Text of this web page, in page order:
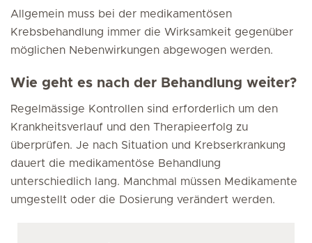
Allgemein muss bei der medikamentösen
Krebsbehandlung immer die Wirksamkeit gegenüber
möglichen Nebenwirkungen abgewogen werden.
Wie geht es nach der Behandlung weiter?
Regelmässige Kontrollen sind erforderlich um den
Krankheitsverlauf und den Therapieerfolg zu
überprüfen. Je nach Situation und Krebserkrankung
dauert die medikamentöse Behandlung
unterschiedlich lang. Manchmal müssen Medikamente
umgestellt oder die Dosierung verändert werden.